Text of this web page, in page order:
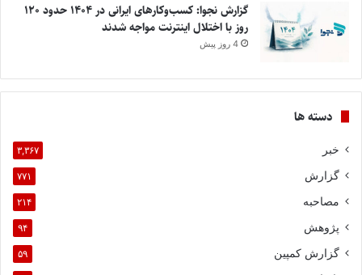
گزارش نجوا: کسب‌وکارهای ایرانی در ۱۴۰۴ حدود ۱۲۰
روز با اختلال اینترنت مواجه شدند
4 روز پیش
دسته ها
خبر ۳,۳۶۷
گزارش ۷۷۱
مصاحبه ۲۱۴
پژوهش ۹۴
گزارش کمپین ۵۹